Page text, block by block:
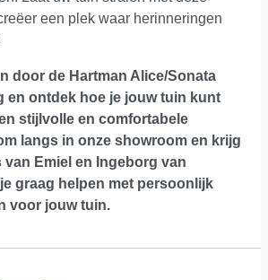
een plek waar herinneringen
door de Hartman Alice/Sonata
en ontdek hoe je jouw tuin kunt
stijlvolle en comfortabele
langs in onze showroom en krijg
Emiel en Ingeborg van
graag helpen met persoonlijk
voor jouw tuin.